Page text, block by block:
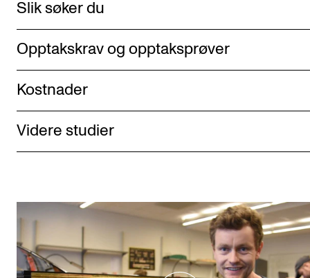
Slik søker du
Opptakskrav og opptaksprøver
Kostnader
Videre studier